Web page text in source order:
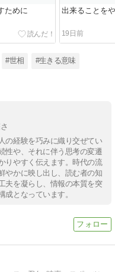
ために 出来ることを
19日前
#世相 #生きる意味
の経験を巧みに織り交ぜてい
性や、それに伴う思考の変遷
りやすく伝えます。時代の流
やかに映し出し、読む者の知
夫を凝らし、情報の本質を突
成となっています。